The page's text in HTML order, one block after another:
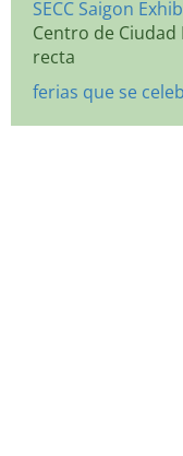
SECC Saigon
Centro de Ciudad
recta
ferias que se